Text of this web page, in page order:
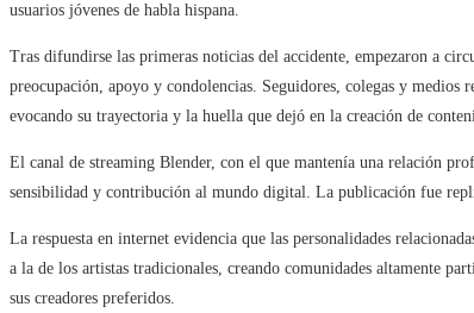
usuarios jóvenes de habla hispana.
Tras difundirse las primeras noticias del accidente, empezaron a
preocupación, apoyo y condolencias. Seguidores, colegas y
evocando su trayectoria y la huella que dejó en la creación de
El canal de streaming Blender, con el que mantenía una relación
sensibilidad y contribución al mundo digital. La publicación fue
La respuesta en internet evidencia que las personalidades
a la de los artistas tradicionales, creando comunidades altamente
sus creadores preferidos.